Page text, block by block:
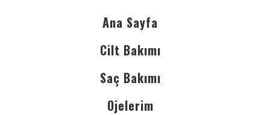
Ana Sayfa
Cilt Bakımı
Saç Bakımı
Ojelerim